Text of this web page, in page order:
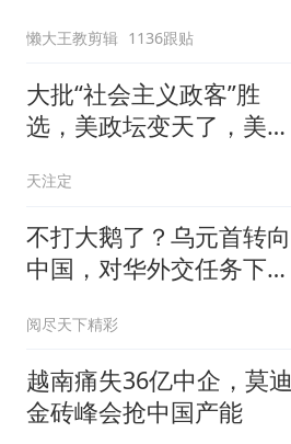
懒大王教剪辑 1136跟贴
大批“社会主义政客”胜
选，美政坛变天了，美官
天注定
不打大鹅了？乌元首转向
中国，对华外交任务下
阅尽天下精彩
越南痛失36亿中企，莫迪
金砖峰会抢中国产能